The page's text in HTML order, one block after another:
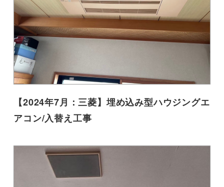
【2024年7月：三菱】埋め込み型ハウジングエ
アコン/入替え工事